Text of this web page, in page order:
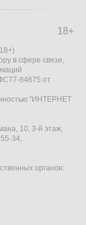
18+
в сфере связи,
84675 от
"ИНТЕРНЕТ
10, 3-й этаж,
34,
органов: